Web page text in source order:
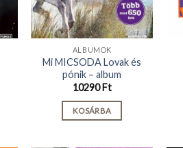
ALBUMOK
Mi MICSODA Lovak és
pónik – album
10290Ft
KOSÁRBA